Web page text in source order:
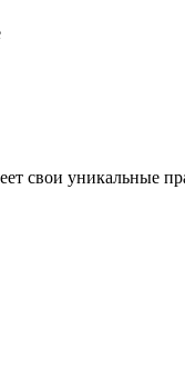
свои уникальные